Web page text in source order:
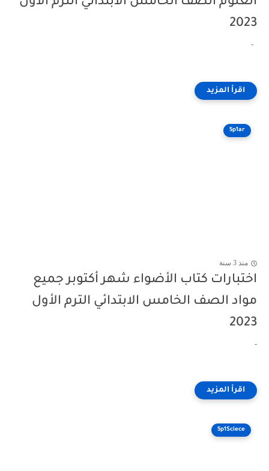
2023
-
5p1ar
منذ 3 سنة
اختبارات كتاب الأضواء شهر أكتوبر جميع
مواد الصف الخامس الابتدائي الترم الأول
2023
-
5p1Sciece